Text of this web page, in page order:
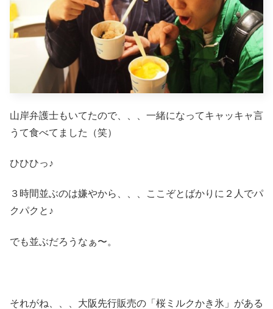
山岸弁護士もいてたので、、、一緒になってキャッキャ言
うて食べてました（笑）
ひひひっ♪
３時間並ぶのは嫌やから、、、ここぞとばかりに２人でパ
クパクと♪
でも並ぶだろうなぁ〜。
それがね、、、大阪先行販売の「桜ミルクかき氷」がある